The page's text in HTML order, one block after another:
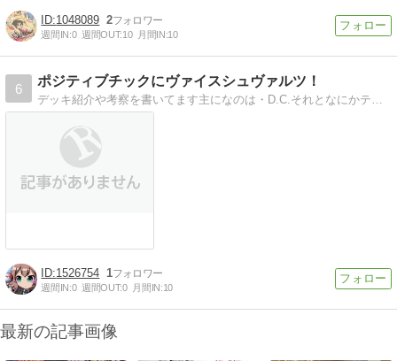
1048089 2
週間IN:0 週間OUT:10 月間IN:10
6
ポジティブチックにヴァイスシュヴァルツ！
1526754 1
週間IN:0 週間OUT:0 月間IN:10
最新の記事画像